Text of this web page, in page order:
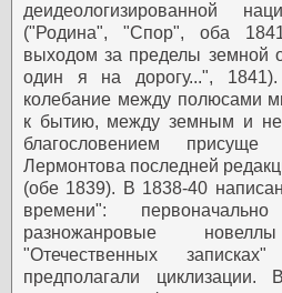
деидеологизированной
("Родина", "Спор", оба
выходом за пределы земной
один я на дорогу...",
колебание между полюсами
к бытию, между земным и
благословением
Лермонтова последней
(обе 1839). В 1838-40
времени":
разножанровые
"Отечественных
предполагали циклизации.